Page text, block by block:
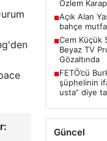
Açık Alan
bahçe
Cem Küçük
Beyaz TV
Gözaltında
FETÖ’cü
şüphelinin
usta” diye